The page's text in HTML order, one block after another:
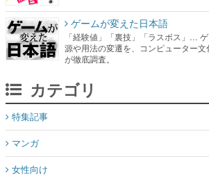
ゲームが変えた日本語
「経験値」「裏技」「ラスボス」…
源や用法の変遷を、コンピューター
が徹底調査。
カテゴリ
特集記事
マンガ
女性向け